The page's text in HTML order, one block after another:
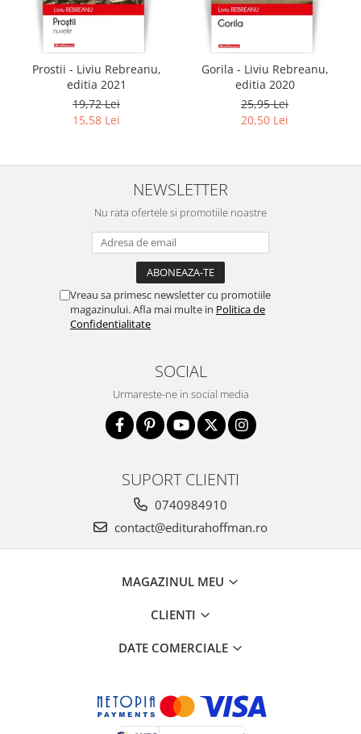
Prostii - Liviu Rebreanu,
editia 2021
19,72 Lei
15,58 Lei
Gorila - Liviu Rebreanu,
editia 2020
25,95 Lei
20,50 Lei
NEWSLETTER
Nu rata ofertele si promotiile noastre
Vreau sa primesc newsletter cu promotiile
magazinului. Afla mai multe in Politica de
Confidentialitate
SOCIAL
Urmareste-ne in social media
SUPORT CLIENTI
0740984910
contact@editurahoffman.ro
MAGAZINUL MEU
CLIENTI
DATE COMERCIALE